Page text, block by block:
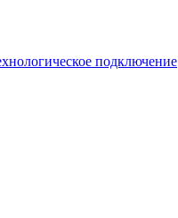
подключение